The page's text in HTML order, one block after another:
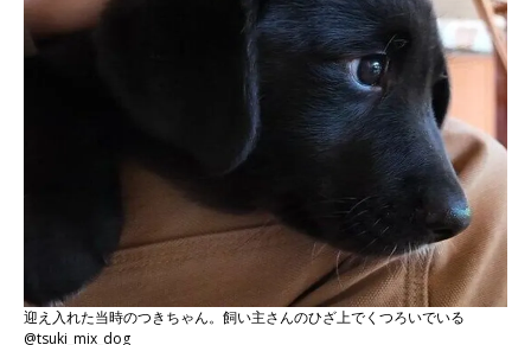
迎え入れた当時のつきちゃん。飼い主さんのひざ上でくつろいでいる
@tsuki_mix_dog